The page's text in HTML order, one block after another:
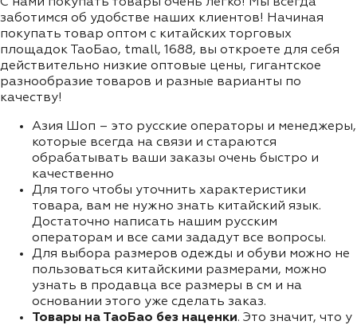
заботимся об удобстве наших клиентов! Начиная
покупать товар оптом с китайских торговых
площадок ТаоБао, tmall, 1688, вы откроете для себя
действительно низкие оптовые цены, гигантское
разнообразие товаров и разные варианты по
качеству!
Азия Шоп – это русские операторы и менеджеры,
которые всегда на связи и стараются
обрабатывать ваши заказы очень быстро и
качественно
Для того чтобы уточнить характеристики
товара, вам не нужно знать китайский язык.
Достаточно написать нашим русским
операторам и все сами зададут все вопросы.
Для выбора размеров одежды и обуви можно не
пользоваться китайскими размерами, можно
узнать в продавца все размеры в см и на
основании этого уже сделать заказ.
Товары на ТаоБао без наценки. Это значит, что у